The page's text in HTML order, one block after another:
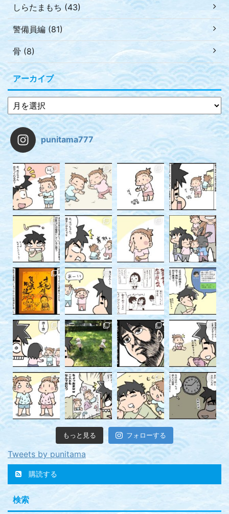
しらたまもち (43)
警備員編 (81)
骨 (8)
アーカイブ
punitama777
もっと見る フォローする
Tweets by punitama
購読する
検索